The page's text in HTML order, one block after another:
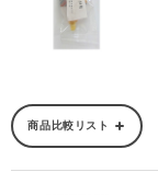
商品比較リスト